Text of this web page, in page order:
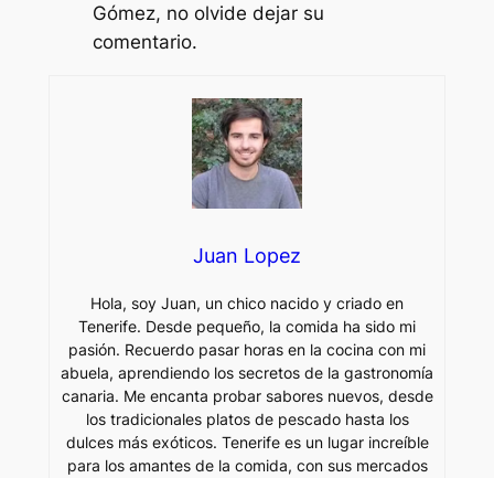
Gómez, no olvide dejar su
comentario.
Juan Lopez
Hola, soy Juan, un chico nacido y criado en
Tenerife. Desde pequeño, la comida ha sido mi
pasión. Recuerdo pasar horas en la cocina con mi
abuela, aprendiendo los secretos de la gastronomía
canaria. Me encanta probar sabores nuevos, desde
los tradicionales platos de pescado hasta los
dulces más exóticos. Tenerife es un lugar increíble
para los amantes de la comida, con sus mercados